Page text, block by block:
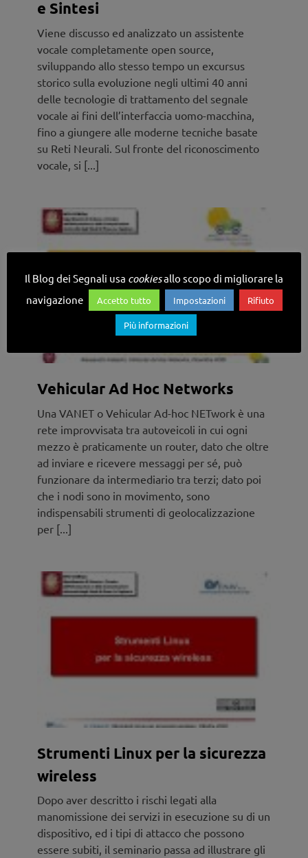
e Sintesi
Viene discusso ed analizzato un assistente
vocale completamente open source,
sviluppando allo stesso tempo un excursus
storico sulla evoluzione negli ultimi 40 anni
delle tecnologie di trattamento del segnale
vocale ai fini dell’interfaccia uomo-macchina,
fino a giungere alle moderne tecniche basate
su Reti Neurali. Sul fronte del riconoscimento
vocale, si [...]
Vehicular Ad Hoc Networks
Una VANET o Vehicular Ad-hoc NETwork è una
rete improvvisata tra autoveicoli in cui ogni
mezzo è praticamente un router, dato che oltre
ad inviare e ricevere messaggi per sé, può
funzionare da intermediario tra terzi; dato poi
che i nodi sono in movimento, sono
indispensabili strumenti di geolocalizzazione
per [...]
Strumenti Linux per la sicurezza
wireless
Dopo aver descritto i rischi legati alla
manomissione dei servizi in esecuzione su di un
dispositivo, ed i tipi di attacco che possono
essere subiti, il seminario passa ad illustrare gli
Il Blog dei Segnali usa cookiesallo scopo di migliorare la
navigazione
Accetto tutto Impostazioni Rifiuto
Più informazioni